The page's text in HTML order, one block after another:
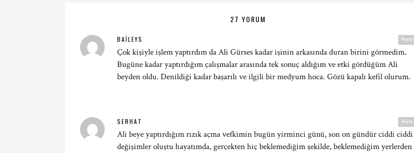
27 YORUM
Reply
BAILEYS
Çok kişiyle işlem yaptırdım da Ali Gürses kadar işinin arkasında duran birini görmedim.
Bugüne kadar yaptırdığım çalışmalar arasında tek sonuç aldığım ve etki gördüğüm Ali
beyden oldu. Denildiği kadar başarılı ve ilgili bir medyum hoca. Gözü kapalı kefil olurum.
Reply
SERHAT
Ali beye yaptırdığım rızık açma vefkimin bugün yirminci günü, son on gündür ciddi ciddi
değişimler oluştu hayatımda, gerçekten hiç beklemediğim şekilde, beklemediğim yerlerden